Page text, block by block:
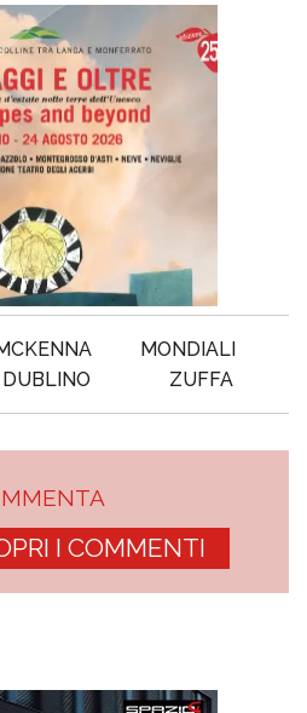
MONDIALI
DUBLINO ZUFFA
I COMMENTI